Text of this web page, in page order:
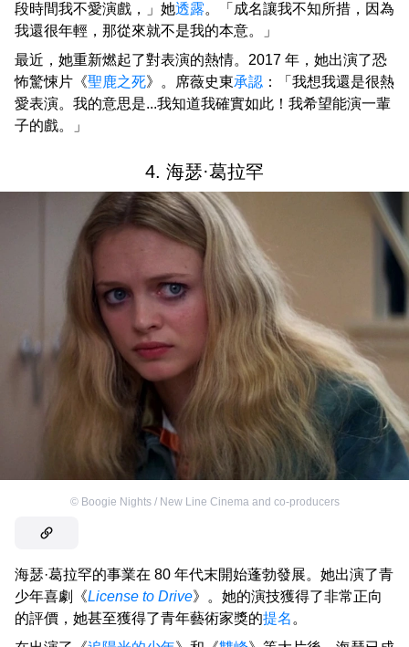
段時間我不愛演戲，」她透露。「成名讓我不知所措，因為
我還很年輕，那從來就不是我的本意。」
最近，她重新燃起了對表演的熱情。2017 年，她出演了恐
怖驚悚片《聖鹿之死》。席薇史東承認 ：「我想我還是很熱
愛表演。我的意思是...我知道我確實如此！我希望能演一輩
子的戲。」
4. 海瑟·葛拉罕
© Boogie Nights / New Line Cinema and co-producers
海瑟·葛拉罕的事業在 80 年代末開始蓬勃發展。她出演了青
少年喜劇《License to Drive》。她的演技獲得了非常正向
的評價，她甚至獲得了青年藝術家獎的提名 。